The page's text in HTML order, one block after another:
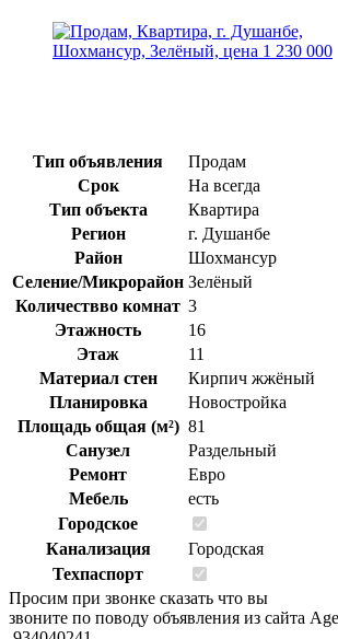
Тип объявления
Продам
Срок
На всегда
Тип объекта
Квартира
Регион
г. Душанбе
Район
Шохмансур
Селение/Микрорайон Зелёный
Количествво комнат 3
Этажность
16
Этаж
11
Материал стен
Кирпич жжёный
Планировка
Новостройка
Площадь общая (м²) 81
Санузел
Раздельный
Ремонт
Евро
Мебель
есть
Городское
Канализация
Городская
Техпаспорт
Просим при звонке сказать что вы
звоните по поводу объявления из сайта